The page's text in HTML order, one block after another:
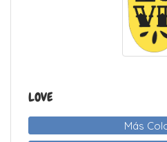
LOVE
Más